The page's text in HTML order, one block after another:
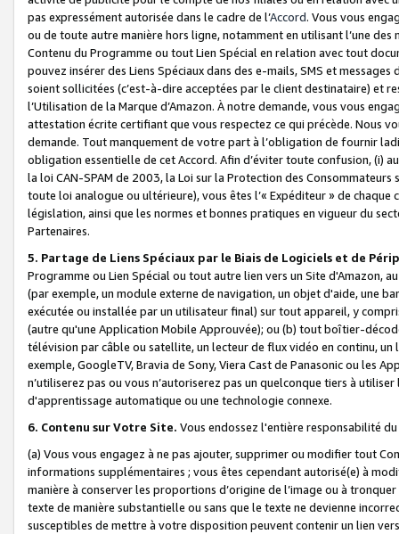
pas expressément autorisée dans le cadre de l’Accord. Vous vous
ou de toute autre manière hors ligne, notamment en utilisant l’une
Contenu du Programme ou tout Lien Spécial en relation avec tout
pouvez insérer des Liens Spéciaux dans des e-mails, SMS et
soient sollicitées (c’est-à-dire acceptées par le client destinataire) et
l’Utilisation de la Marque d’Amazon. À notre demande, vous vous
attestation écrite certifiant que vous respectez ce qui précède. Nous
demande. Tout manquement de votre part à l’obligation de fournir
obligation essentielle de cet Accord. Afin d’éviter toute confusion, (i)
la loi CAN-SPAM de 2003, la Loi sur la Protection des
toute loi analogue ou ultérieure), vous êtes l’« Expéditeur » de
législation, ainsi que les normes et bonnes pratiques en vigueur du
Partenaires.
5. Partage de Liens Spéciaux par le Biais de Logiciels et de
Programme ou Lien Spécial ou tout autre lien vers un Site d'Amazon,
(par exemple, un module externe de navigation, un objet d'aide, une
exécutée ou installée par un utilisateur final) sur tout appareil, y
(autre qu'une Application Mobile Approuvée); ou (b) tout boîtier-
télévision par câble ou satellite, un lecteur de flux vidéo en continu,
exemple, GoogleTV, Bravia de Sony, Viera Cast de Panasonic ou les
n’utiliserez pas ou vous n’autoriserez pas un quelconque tiers à
d'apprentissage automatique ou une technologie connexe.
6. Contenu sur Votre Site. Vous endossez l'entière responsabilité
(a) Vous vous engagez à ne pas ajouter, supprimer ou modifier tout
informations supplémentaires ; vous êtes cependant autorisé(e) à
manière à conserver les proportions d’origine de l’image ou à
texte de manière substantielle ou sans que le texte ne devienne
susceptibles de mettre à votre disposition peuvent contenir un lien